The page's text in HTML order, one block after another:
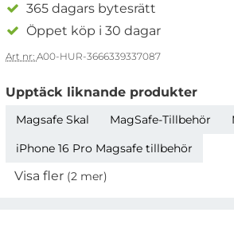
365 dagars bytesrätt
Öppet köp i 30 dagar
Art nr: A00-HUR-3666339337087
Upptäck liknande produkter
Magsafe Skal MagSafe-Tillbehör
iPhone 16 Pro Magsafe tillbehör
Visa fler (2 mer)